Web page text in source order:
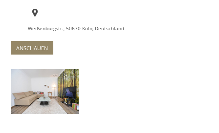
Weißenburgstr., 50670 Köln, Deutschland
ANSCHAUEN